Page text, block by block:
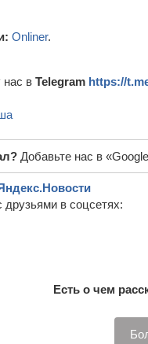
Onliner.
нас в Telegram https://
Добавьте нас в
в соцсетях:
Есть о чем